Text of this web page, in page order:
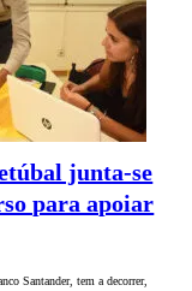
junta-se
para apoiar
Santander, tem a decorrer,